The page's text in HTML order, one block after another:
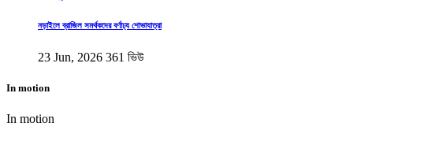
নড়াইলে ব্রাজিল সমর্থকদের বর্ণাঢ্য শোভাযাত্রা
23 Jun, 2026 361 ভিউ
In motion
In motion